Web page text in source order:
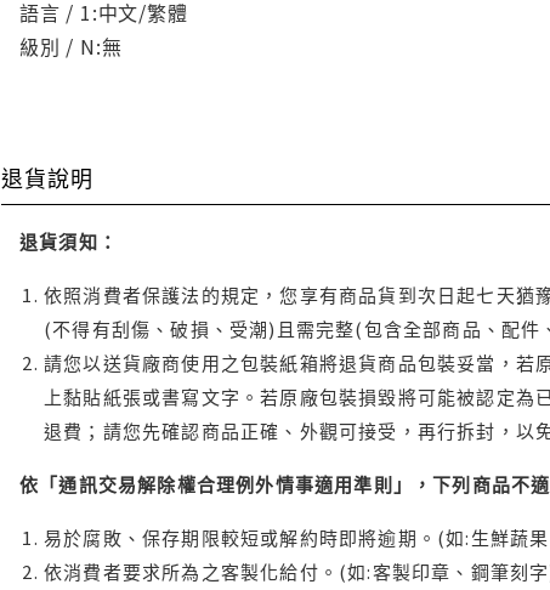
語言 / 1:中文/繁體
級別 / N:無
退貨說明
退貨須知：
依照消費者保護法的規定，您享有商品貨到次日起七天
(不得有刮傷、破損、受潮)且需完整(包含全部商品、配
請您以送貨廠商使用之包裝紙箱將退貨商品包裝妥當，
上黏貼紙張或書寫文字。若原廠包裝損毀將可能被認定
退費；請您先確認商品正確、外觀可接受，再行拆封，以
依「通訊交易解除權合理例外情事適用準則」，下列商品不
易於腐敗、保存期限較短或解約時即將逾期。(如:生鮮蔬
依消費者要求所為之客製化給付。(如:客製印章、鋼筆刻